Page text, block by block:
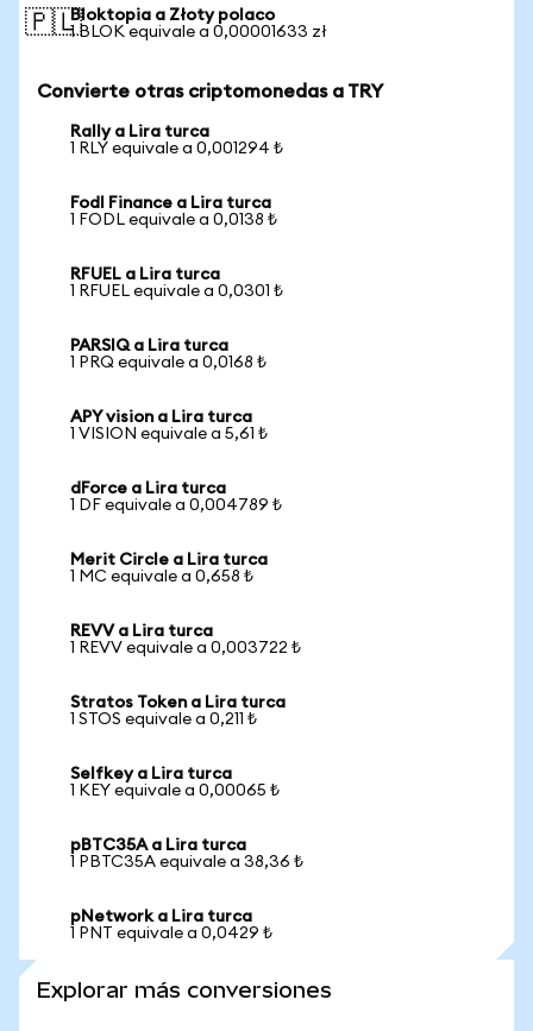
🇵🇱Bloktopia a Złoty polaco
1 BLOK equivale a 0,00001633 zł
Convierte otras criptomonedas a TRY
Rally a Lira turca
1 RLY equivale a 0,001294 ₺
Fodl Finance a Lira turca
1 FODL equivale a 0,0138 ₺
RFUEL a Lira turca
1 RFUEL equivale a 0,0301 ₺
PARSIQ a Lira turca
1 PRQ equivale a 0,0168 ₺
APY vision a Lira turca
1 VISION equivale a 5,61 ₺
dForce a Lira turca
1 DF equivale a 0,004789 ₺
Merit Circle a Lira turca
1 MC equivale a 0,658 ₺
REVV a Lira turca
1 REVV equivale a 0,003722 ₺
Stratos Token a Lira turca
1 STOS equivale a 0,211 ₺
Selfkey a Lira turca
1 KEY equivale a 0,00065 ₺
pBTC35A a Lira turca
1 PBTC35A equivale a 38,36 ₺
pNetwork a Lira turca
1 PNT equivale a 0,0429 ₺
Explorar más conversiones